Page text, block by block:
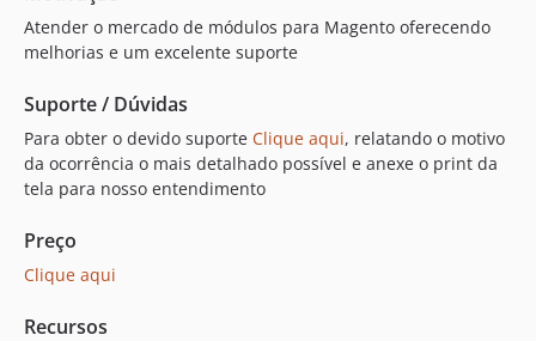
Atender o mercado de módulos para Magento oferecendo
melhorias e um excelente suporte
Suporte / Dúvidas
Para obter o devido suporte Clique aqui, relatando o motivo
da ocorrência o mais detalhado possível e anexe o print da
tela para nosso entendimento
Preço
Clique aqui
Recursos